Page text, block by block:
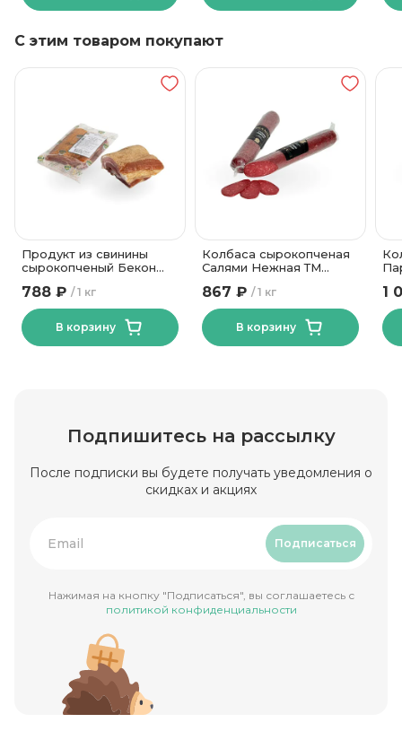
С этим товаром покупают
Продукт из свинины
сырокопченый Бекон
Калинковичи МК
1 кг
788 ₽
В корзину
Колбаса сырокопченая
Салями Нежная ТМ
1 кг
867 ₽
В корзину
1
Подпишитесь на рассылку
После подписки вы будете получать уведомления о
скидках и акциях
Подписаться
Нажимая на кнопку "Подписаться", вы соглашаетесь с
политикой конфиденциальности